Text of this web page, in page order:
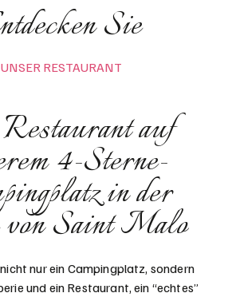
Sie
UNSER RESTAURANT
auf
4-Sterne-
in der
Saint Malo
nur ein Campingplatz, sondern
und ein Restaurant, ein “echtes”